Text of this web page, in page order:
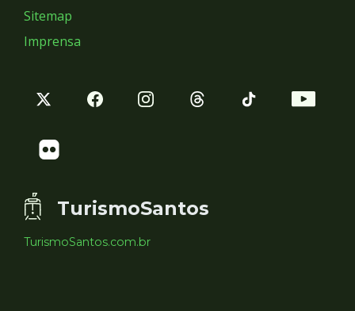
Sitemap
Imprensa
TurismoSantos
TurismoSantos.com.br